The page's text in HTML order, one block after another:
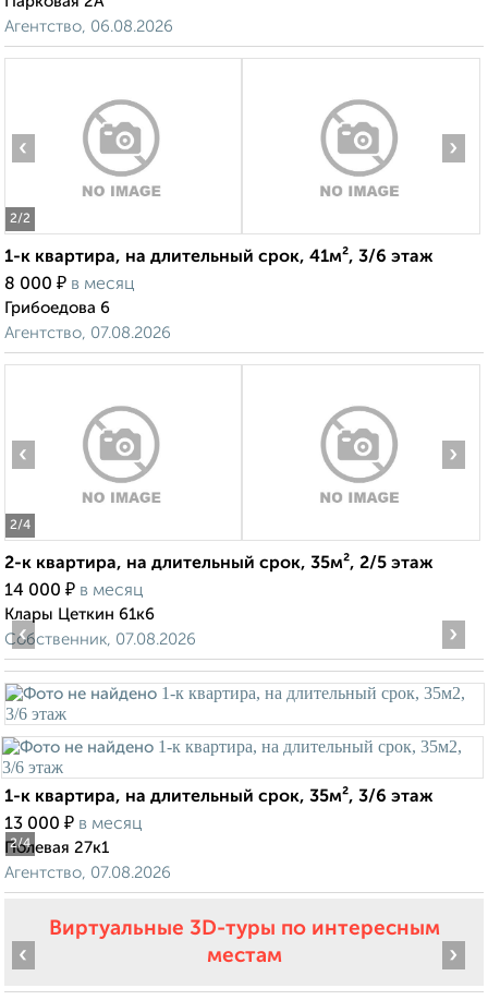
Агентство, 06.08.2026
2/2
‹ ›
1-к квартира, на длительный срок, 41м², 3/6 этаж
8 000 ₽ в месяц
Грибоедова 6
Агентство, 07.08.2026
2/4
‹ ›
2-к квартира, на длительный срок, 35м², 2/5 этаж
14 000 ₽ в месяц
Клары Цеткин 61к6
Собственник, 07.08.2026
2/4
‹ ›
1-к квартира, на длительный срок, 35м², 3/6 этаж
13 000 ₽ в месяц
Полевая 27к1
Агентство, 07.08.2026
Виртуальные 3D-туры по интересным
местам
‹ ›